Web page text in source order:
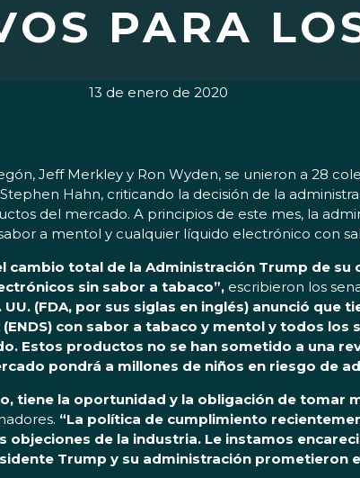
PARA
13 de enero de 2020
Jeff Merkley y Ron Wyden, se unieron a 28
Hahn, criticando la decisión de la
del mercado. A principios de este mes, la
a mentol y cualquier líquido electrónico con
total de la Administración Trump de su
sin sabor a tabaco”, escribieron los
(FDA, por sus siglas en inglés) anunció que
con sabor a tabaco y mentol y todos
Estos productos no se han sometido a una
pondrá a millones de niños en riesgo de
tiene la oportunidad y la obligación de tomar
“La política de cumplimiento
objeciones de la industria. Le instamos
Trump y su administración prometieron